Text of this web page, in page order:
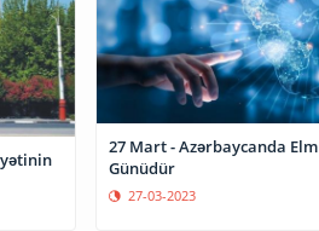
27 Mart - Azərbaycanda Elm
Günüdür
27-03-2023